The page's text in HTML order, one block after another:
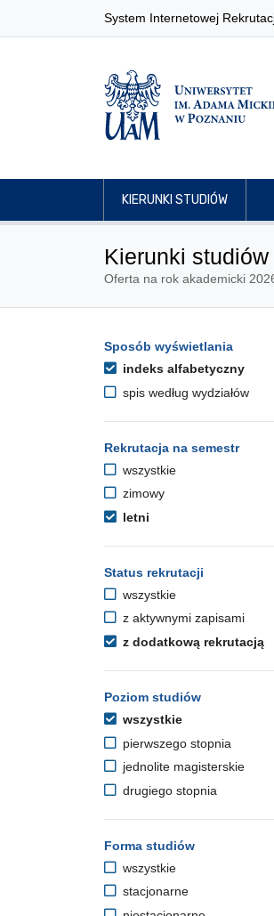
System Internetowej
KIERUNKI STUDIÓW
Kierunki studiów
Oferta na rok akademicki
Opcje
Przejdź do listy kierunków
Sposób wyświetlania
indeks alfabetyczny
spis według wydziałów
Rekrutacja na semestr
wszystkie
zimowy
letni
Status rekrutacji
wszystkie
z aktywnymi zapisami
z dodatkową rekrutacją
Poziom studiów
wszystkie
pierwszego stopnia
jednolite magisterskie
drugiego stopnia
Forma studiów
wszystkie
stacjonarne